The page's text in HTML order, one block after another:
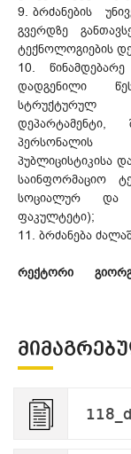
9. ბრძანების
გვერდზე
ტექნოლოგიების
10.
დადგენილი
სტრუქტურულ
დეპარტამენტი,
პერსონალის
პუბლიცისტიკისა
საინფორმაციო
სოციალურ და
ფაკულტეტი);
11. ბრძანება
რექტორი გიორგი